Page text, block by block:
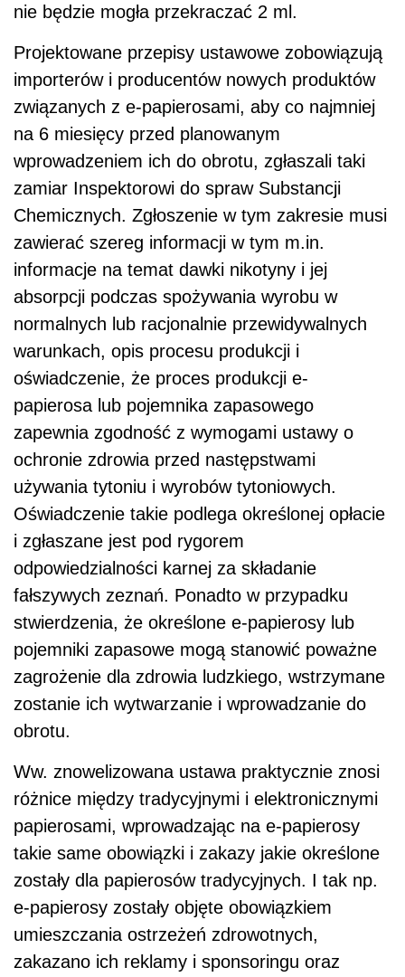
nie będzie mogła przekraczać 2 ml.
Projektowane przepisy ustawowe zobowiązują
importerów i producentów nowych produktów
związanych z e-papierosami, aby co najmniej
na 6 miesięcy przed planowanym
wprowadzeniem ich do obrotu, zgłaszali taki
zamiar Inspektorowi do spraw Substancji
Chemicznych. Zgłoszenie w tym zakresie musi
zawierać szereg informacji w tym m.in.
informacje na temat dawki nikotyny i jej
absorpcji podczas spożywania wyrobu w
normalnych lub racjonalnie przewidywalnych
warunkach, opis procesu produkcji i
oświadczenie, że proces produkcji e-
papierosa lub pojemnika zapasowego
zapewnia zgodność z wymogami ustawy o
ochronie zdrowia przed następstwami
używania tytoniu i wyrobów tytoniowych.
Oświadczenie takie podlega określonej opłacie
i zgłaszane jest pod rygorem
odpowiedzialności karnej za składanie
fałszywych zeznań. Ponadto w przypadku
stwierdzenia, że określone e-papierosy lub
pojemniki zapasowe mogą stanowić poważne
zagrożenie dla zdrowia ludzkiego, wstrzymane
zostanie ich wytwarzanie i wprowadzanie do
obrotu.
Ww. znowelizowana ustawa praktycznie znosi
różnice między tradycyjnymi i elektronicznymi
papierosami, wprowadzając na e-papierosy
takie same obowiązki i zakazy jakie określone
zostały dla papierosów tradycyjnych. I tak np.
e-papierosy zostały objęte obowiązkiem
umieszczania ostrzeżeń zdrowotnych,
zakazano ich reklamy i sponsoringu oraz